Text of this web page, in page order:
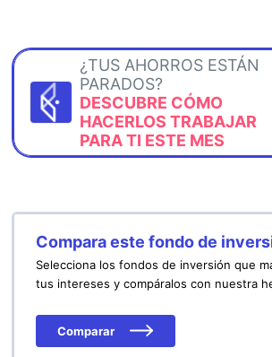
¿TUS AHORROS ESTÁN
PARADOS?
DESCUBRE CÓMO
HACERLOS TRABAJAR
PARA TI ESTE MES
Compara este fondo de
Selecciona los fondos de inversión que
tus intereses y compáralos con nuestra
Comparar